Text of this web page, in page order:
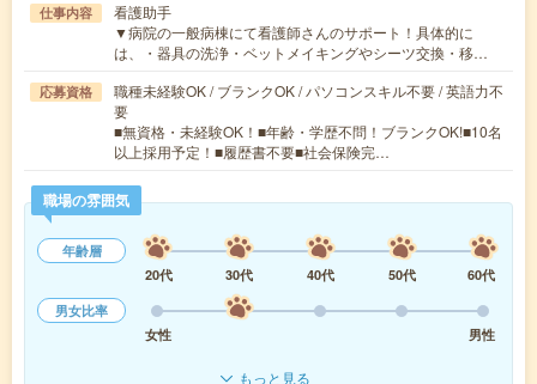
仕事内容
看護助手
▼病院の一般病棟にて看護師さんのサポート！具体的に
は、・器具の洗浄・ベットメイキングやシーツ交換・移…
応募資格
職種未経験OK / ブランクOK / パソコンスキル不要 / 英語力不
要
■無資格・未経験OK！■年齢・学歴不問！ブランクOK!■10名
以上採用予定！■履歴書不要■社会保険完…
職場の雰囲気
年齢層
20代
30代 40代 50代
60代
男女比率
女性
男性
もっと見る